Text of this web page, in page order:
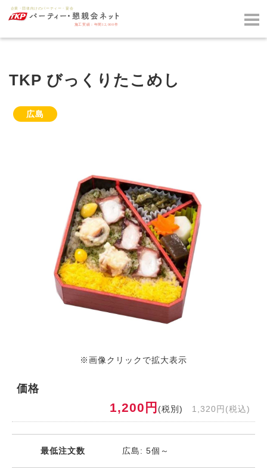
TKP びっくりたこめし
広島
※画像クリックで拡大表示
価格
1,200円 (税別) 1,320円(税込)
最低注文数 広島: 5個～